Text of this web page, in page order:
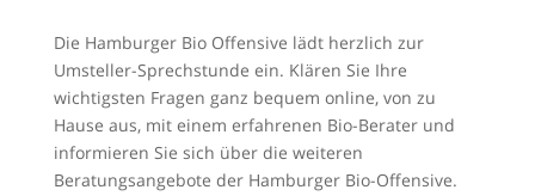
Die Hamburger Bio Offensive lädt herzlich zur
Umsteller-Sprechstunde ein. Klären Sie Ihre
wichtigsten Fragen ganz bequem online, von zu
Hause aus, mit einem erfahrenen Bio-Berater und
informieren Sie sich über die weiteren
Beratungsangebote der Hamburger Bio-Offensive.